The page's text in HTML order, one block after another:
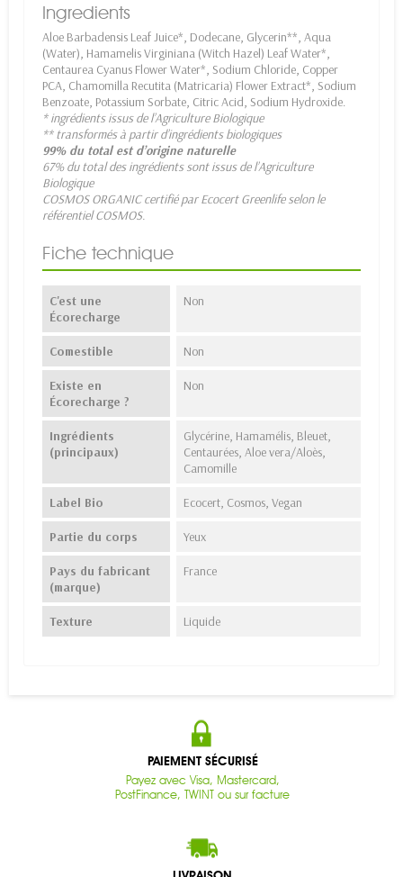
Ingredients
Aloe Barbadensis Leaf Juice*, Dodecane, Glycerin**, Aqua
(Water), Hamamelis Virginiana (Witch Hazel) Leaf Water*,
Centaurea Cyanus Flower Water*, Sodium Chloride, Copper
PCA, Chamomilla Recutita (Matricaria) Flower Extract*, Sodium
Benzoate, Potassium Sorbate, Citric Acid, Sodium Hydroxide.
* ingrédients issus de l’Agriculture Biologique
** transformés à partir d’ingrédients biologiques
99% du total est d’origine naturelle
67% du total des ingrédients sont issus de l’Agriculture
Biologique
COSMOS ORGANIC certifié par Ecocert Greenlife selon le
référentiel COSMOS.
Fiche technique
C'est une
Écorecharge
Non
Comestible Non
Existe en
Écorecharge ?
Non
Ingrédients
(principaux)
Glycérine, Hamamélis, Bleuet,
Centaurées, Aloe vera/Aloès,
Camomille
Label Bio Ecocert, Cosmos, Vegan
Partie du corps Yeux
Pays du fabricant
(marque)
France
Texture Liquide
PAIEMENT SÉCURISÉ
Payez avec Visa, Mastercard,
PostFinance, TWINT ou sur facture